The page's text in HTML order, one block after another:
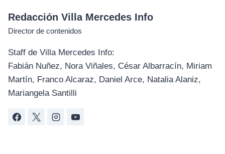
Redacción Villa Mercedes Info
Director de contenidos
Staff de Villa Mercedes Info:
Fabián Nuñez, Nora Viñales, César Albarracín, Miriam
Martín, Franco Alcaraz, Daniel Arce, Natalia Alaniz,
Mariangela Santilli